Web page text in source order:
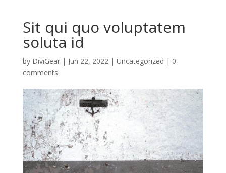
Sit qui quo voluptatem
soluta id
by DiviGear| Jun 22, 2022| Uncategorized | 0
comments